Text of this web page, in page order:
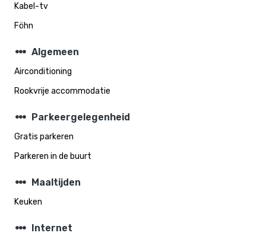
Kabel-tv
Föhn
steppers Algemeen
Airconditioning
Rookvrije accommodatie
steppers Parkeergelegenheid
Gratis parkeren
Parkeren in de buurt
steppers Maaltijden
Keuken
steppers Internet